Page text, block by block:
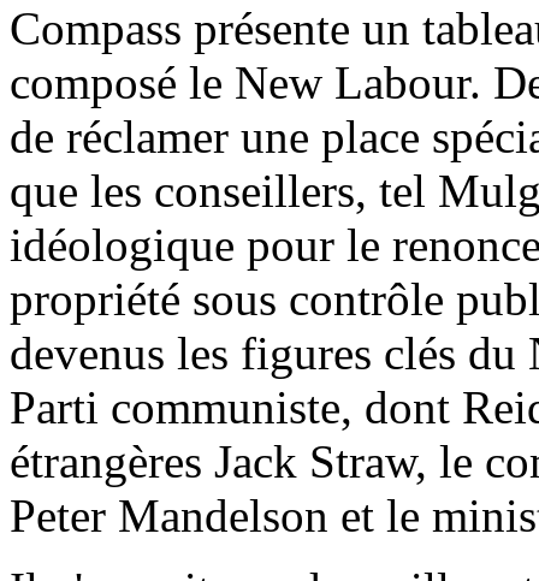
Compass présente un
composé le New Labour.
de réclamer une place
que les conseillers, tel
idéologique pour le
propriété sous contrôle
devenus les figures clés
Parti communiste, dont
étrangères Jack Straw, le
Peter Mandelson et le